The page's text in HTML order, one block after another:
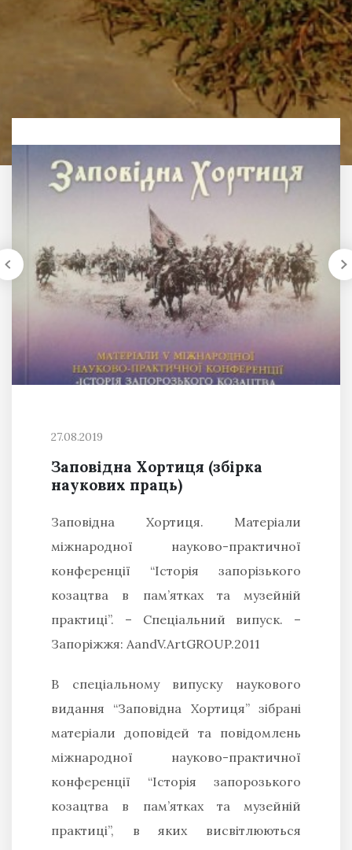
27.08.2019
Заповідна Хортиця (збірка
наукових праць)
Заповідна Хортиця. Матеріали
міжнародної науково-практичної
конференції “Історія запорізького
козацтва в пам’ятках та музейній
практиці”. – Спеціальний випуск. –
Запоріжжя: AandV.ArtGROUP.2011
В спеціальному випуску наукового
видання “Заповідна Хортиця” зібрані
матеріали доповідей та повідомлень
міжнародної науково-практичної
конференції “Історія запорозького
козацтва в пам’ятках та музейній
практиці”, в яких висвітлюються